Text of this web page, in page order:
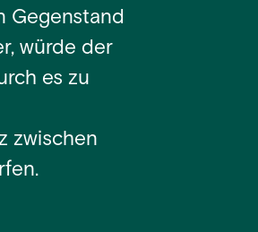
Gegenstand
würde der
es zu
zwischen